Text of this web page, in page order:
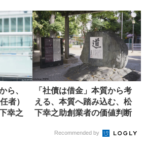
ら、
者）
幸之
「社債は借金」本質から考
える、本質へ踏み込む、松
下幸之助創業者の価値判断
Recommended by